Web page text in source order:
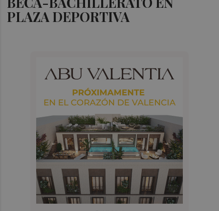
PLAZA DEPORTIVA